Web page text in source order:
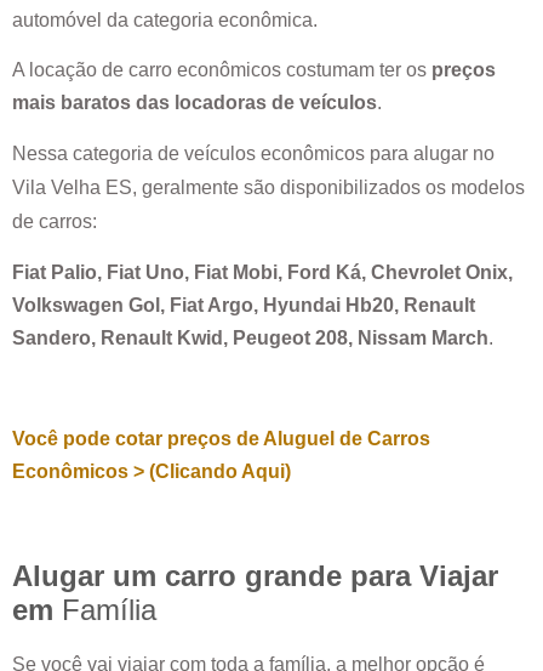
automóvel da categoria econômica.
A locação de carro econômicos costumam ter os preços
mais baratos das locadoras de veículos.
Nessa categoria de veículos econômicos para alugar no
Vila Velha ES, geralmente são disponibilizados os modelos
de carros:
Fiat Palio, Fiat Uno, Fiat Mobi, Ford Ká, Chevrolet Onix,
Volkswagen Gol, Fiat Argo, Hyundai Hb20, Renault
Sandero, Renault Kwid, Peugeot 208, Nissam March.
Você pode cotar preços de Aluguel de Carros
Econômicos > (Clicando Aqui)
Alugar um carro grande para Viajar
em Família
Se você vai viajar com toda a família, a melhor opção é